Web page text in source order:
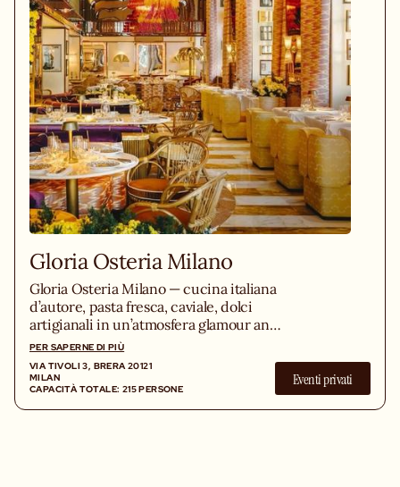
Gloria Osteria Milano
Gloria Osteria Milano — cucina italiana
d’autore, pasta fresca, caviale, dolci
artigianali in un’atmosfera glamour anni
’60.
PER SAPERNE DI PIÙ
VIA TIVOLI 3, BRERA 20121
MILAN
CAPACITÀ TOTALE: 215 PERSONE
Eventi privati